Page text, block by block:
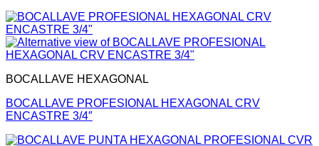
BOCALLAVE HEXAGONAL
BOCALLAVE PROFESIONAL HEXAGONAL CRV
ENCASTRE 3/4″